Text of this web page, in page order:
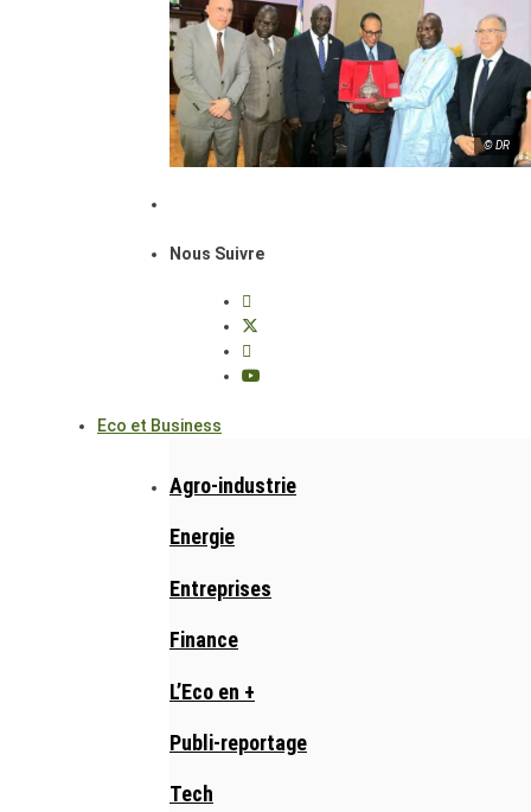
© DR
Nous Suivre
Eco et Business
Agro-industrie
Energie
Entreprises
Finance
L’Eco en +
Publi-reportage
Tech